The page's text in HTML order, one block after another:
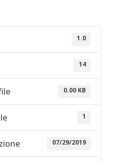
1.0
14
0.00 KB
1
07/29/2019